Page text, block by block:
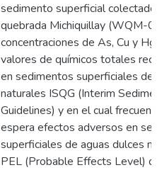
sedimento superficial colectado
quebrada Michiquillay (WQM-
concentraciones de As, Cu y Hg
valores de químicos totales
en sedimentos superficiales de
naturales ISQG (Interim
Guidelines) y en el cual
espera efectos adversos en
superficiales de aguas dulces
PEL (Probable Effects Level) de